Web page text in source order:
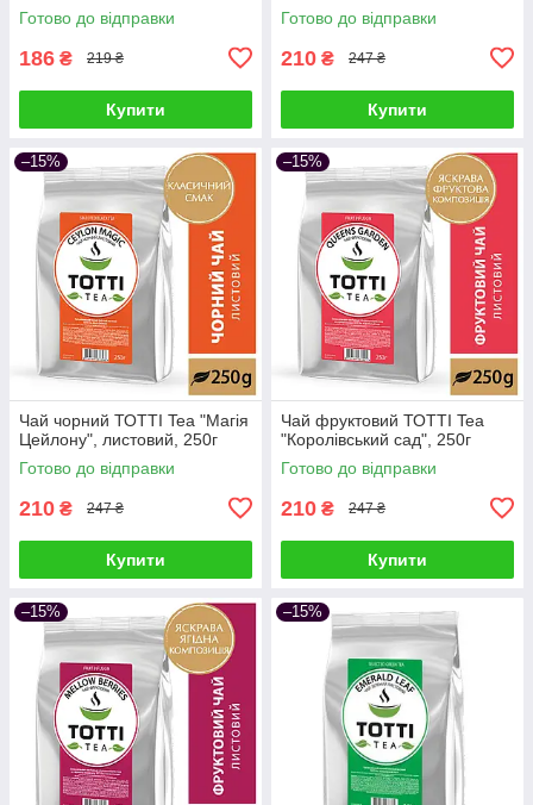
Готово до відправки
186 ₴ 219 ₴
Купити
Готово до відправки
210 ₴ 247 ₴
Купити
–15%
Чай чорний ТОТТІ Tea "Магія
Цейлону", листовий, 250г
Готово до відправки
210 ₴ 247 ₴
Купити
–15%
Чай фруктовий ТОТТІ Tea
"Королівський сад", 250г
Готово до відправки
210 ₴ 247 ₴
Купити
–15% –15%